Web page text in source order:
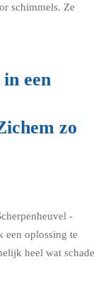
schimmels. Ze
een
zo
-
een oplossing te
heel wat schade